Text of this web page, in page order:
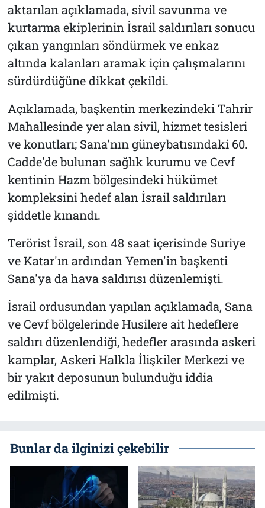
aktarılan açıklamada, sivil savunma ve
kurtarma ekiplerinin İsrail saldırıları sonucu
çıkan yangınları söndürmek ve enkaz
altında kalanları aramak için çalışmalarını
sürdürdüğüne dikkat çekildi.
Açıklamada, başkentin merkezindeki Tahrir
Mahallesinde yer alan sivil, hizmet tesisleri
ve konutları; Sana'nın güneybatısındaki 60.
Cadde'de bulunan sağlık kurumu ve Cevf
kentinin Hazm bölgesindeki hükümet
kompleksini hedef alan İsrail saldırıları
şiddetle kınandı.
Terörist İsrail, son 48 saat içerisinde Suriye
ve Katar'ın ardından Yemen'in başkenti
Sana'ya da hava saldırısı düzenlemişti.
İsrail ordusundan yapılan açıklamada, Sana
ve Cevf bölgelerinde Husilere ait hedeflere
saldırı düzenlendiği, hedefler arasında askeri
kamplar, Askeri Halkla İlişkiler Merkezi ve
bir yakıt deposunun bulunduğu iddia
edilmişti.
Bunlar da ilginizi çekebilir